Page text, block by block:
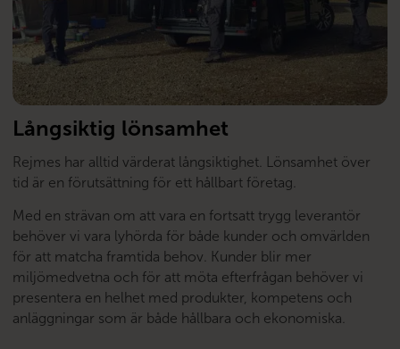
Långsiktig lönsamhet
Rejmes har alltid värderat långsiktighet. Lönsamhet över
tid är en förutsättning för ett hållbart företag.
Med en strävan om att vara en fortsatt trygg leverantör
behöver vi vara lyhörda för både kunder och omvärlden
för att matcha framtida behov. Kunder blir mer
miljömedvetna och för att möta efterfrågan behöver vi
presentera en helhet med produkter, kompetens och
anläggningar som är både hållbara och ekonomiska.